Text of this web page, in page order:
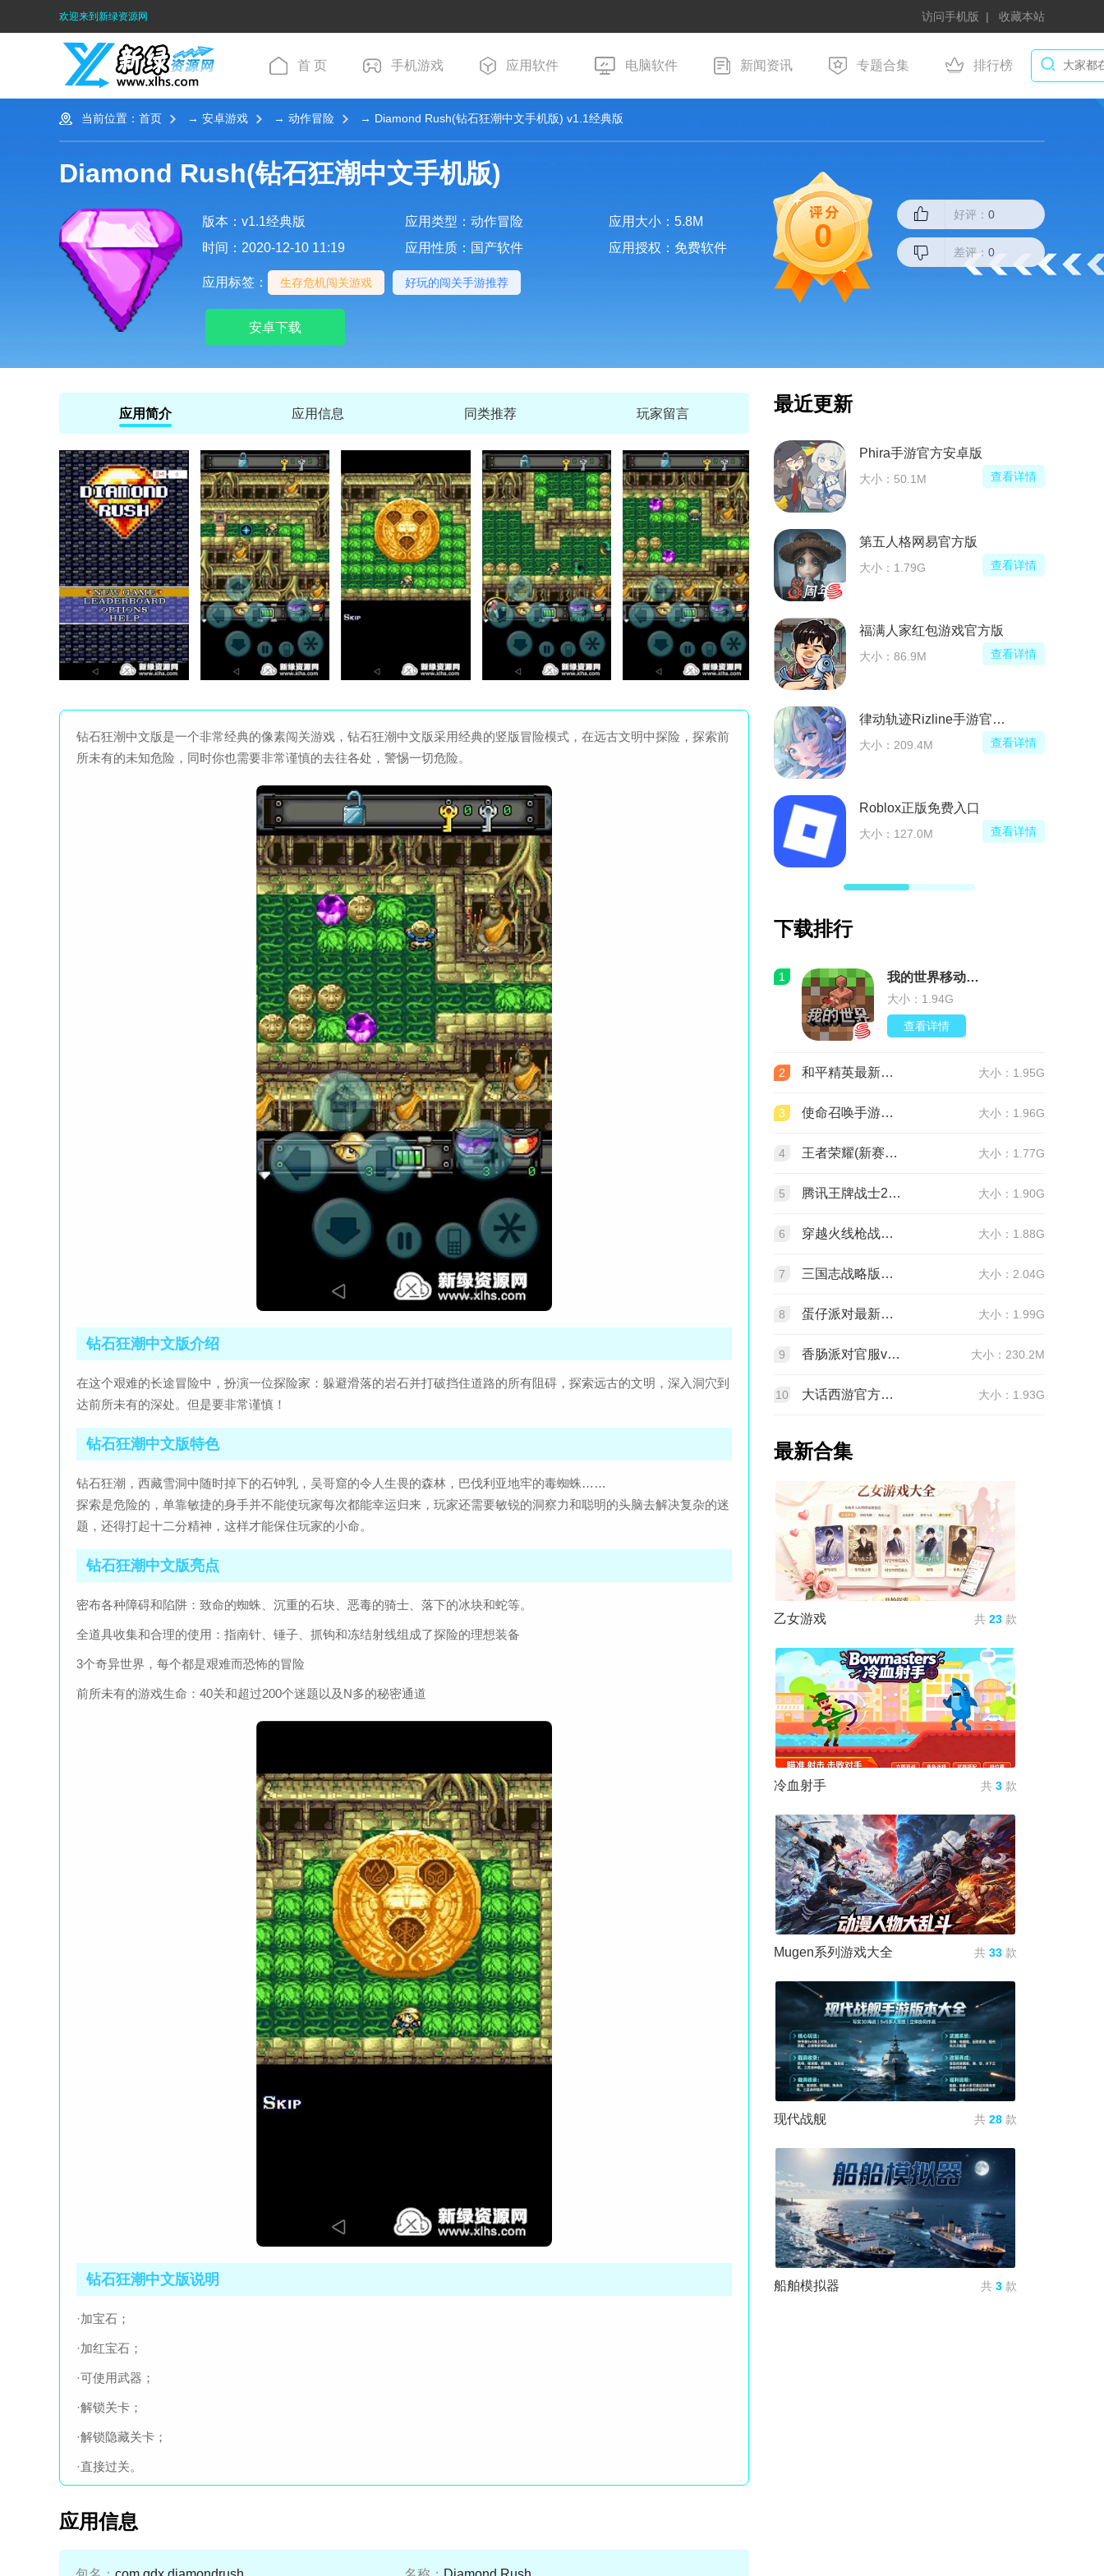
欢迎来到新绿资源网 访问手机版 收藏本站
首 页 手机游戏 应用软件 电脑软件 新闻资讯 专题合集 排行榜
当前位置： 首页 → 安卓游戏 → 动作冒险 → Diamond Rush(钻石狂潮中文手机版) v1.1经典版
Diamond Rush(钻石狂潮中文手机版)
版本：v1.1经典版 应用类型：动作冒险
应用大小：5.8M
时间：2020-12-10 11:19
应用性质：国产软件 应用授权：免费软件
应用标签： 生存危机闯关游戏 好玩的闯关手游推荐
安卓下载
0
好评： 0
差评： 0
应用简介 应用信息 同类推荐 玩家留言
钻石狂潮中文版是一个非常经典的像素闯关游戏，钻石狂潮中文版采用经典的竖版冒险模式，在远古文明中探险，探索前
所未有的未知危险，同时你也需要非常谨慎的去往各处，警惕一切危险。
钻石狂潮中文版介绍
在这个艰难的长途冒险中，扮演一位探险家：躲避滑落的岩石并打破挡住道路的所有阻碍，探索远古的文明，深入洞穴到
达前所未有的深处。但是要非常谨慎！
钻石狂潮中文版特色
钻石狂潮，西藏雪洞中随时掉下的石钟乳，吴哥窟的令人生畏的森林，巴伐利亚地牢的毒蜘蛛……
探索是危险的，单靠敏捷的身手并不能使玩家每次都能幸运归来，玩家还需要敏锐的洞察力和聪明的头脑去解决复杂的迷
题，还得打起十二分精神，这样才能保住玩家的小命。
钻石狂潮中文版亮点
密布各种障碍和陷阱：致命的蜘蛛、沉重的石块、恶毒的骑士、落下的冰块和蛇等。
全道具收集和合理的使用：指南针、锤子、抓钩和冻结射线组成了探险的理想装备
3个奇异世界，每个都是艰难而恐怖的冒险
前所未有的游戏生命：40关和超过200个迷题以及N多的秘密通道
钻石狂潮中文版说明
·加宝石；
·加红宝石；
·可使用武器；
·解锁关卡；
·解锁隐藏关卡；
·直接过关。
应用信息
最近更新
Phira手游官方安卓版
大小：50.1M 查看详情
第五人格网易官方版
大小：1.79G 查看详情
福满人家红包游戏官方版
大小：86.9M 查看详情
律动轨迹Rizline手游官方正版
大小：209.4M 查看详情
Roblox正版免费入口
大小：127.0M 查看详情
下载排行
1 我的世界移动版v3.9.5.297103 最新版
大小：1.94G
查看详情
2 和平精英最新版本v1.36.12 官服 大小：1.95G
3 使命召唤手游官方版2026最新版v1.9.55 安卓版 大小：1.96G
4 王者荣耀(新赛季更新)v11.4.1.1 官方版 大小：1.77G
5 腾讯王牌战士2026官方正版手机版v1.65.0.1040安卓版 大小：1.90G
6 穿越火线枪战王者最新版1.0.540.840 官服 大小：1.88G
7 三国志战略版官服v2081.1730 最新版本 大小：2.04G
8 蛋仔派对最新版v1.0.282 网易官方版 大小：1.99G
9 香肠派对官服v24.14 正式服 大小：230.2M
10 大话西游官方正版v2.1.436 安卓最新版 大小：1.93G
最新合集
乙女游戏 共 23 款
冷血射手 共 3 款
Mugen系列游戏大全 共 33 款
现代战舰 共 28 款
船舶模拟器 共 3 款